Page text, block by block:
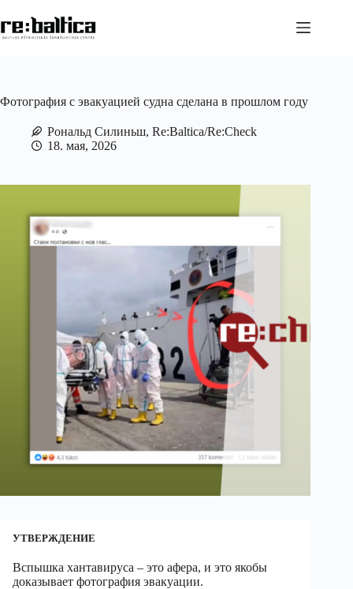
к
сути
Фотография с эвакуацией судна сделана в прошлом году
Рональд Силиньш, Re:Baltica/Re:Check
18. мая, 2026
УТВЕРЖДЕНИЕ
Вспышка хантавируса – это афера, и это якобы
доказывает фотография эвакуации.